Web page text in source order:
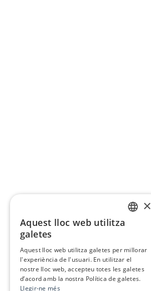
×
Aquest lloc web utilitza
galetes
Aquest lloc web utilitza galetes per millorar
l'experiència de l'usuari. En utilitzar el
nostre lloc web, accepteu totes les galetes
d’acord amb la nostra Política de galetes.
Llegir-ne més